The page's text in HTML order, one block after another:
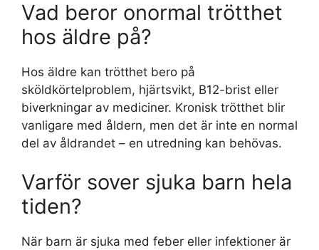
Vad beror onormal trötthet
hos äldre på?
Hos äldre kan trötthet bero på
sköldkörtelproblem, hjärtsvikt, B12-brist eller
biverkningar av mediciner. Kronisk trötthet blir
vanligare med åldern, men det är inte en normal
del av åldrandet – en utredning kan behövas.
Varför sover sjuka barn hela
tiden?
När barn är sjuka med feber eller infektioner är